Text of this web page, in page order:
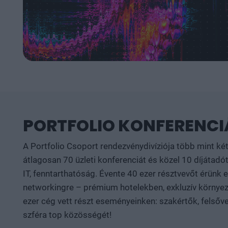
PORTFOLIO
A Portfolio Csoport rendezvénydivíziója több mint
átlagosan 70 üzleti konferenciát és közel 10
IT, fenntarthatóság. Évente 40 ezer résztvevőt
networkingre – prémium hotelekben, exkluzív
ezer cég vett részt eseményeinken: szakértők,
szféra top közösségét!